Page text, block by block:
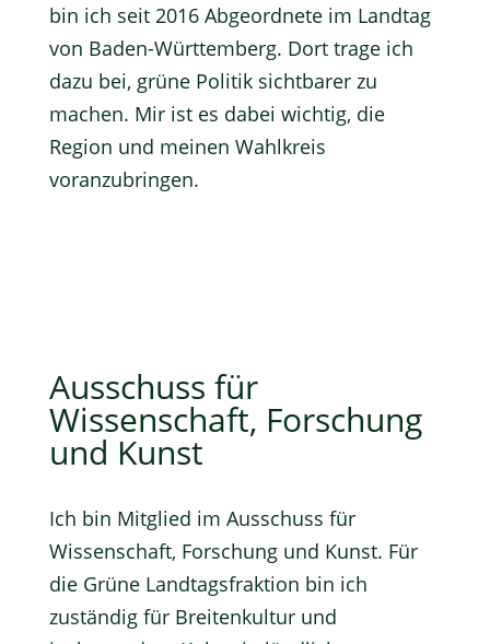
bin ich seit 2016 Abgeordnete im Landtag
von Baden-Württemberg. Dort trage ich
dazu bei, grüne Politik sichtbarer zu
machen. Mir ist es dabei wichtig, die
Region und meinen Wahlkreis
voranzubringen.
Ausschuss für
Wissenschaft, Forschung
und Kunst
Ich bin Mitglied im Ausschuss für
Wissenschaft, Forschung und Kunst. Für
die Grüne Landtagsfraktion bin ich
zuständig für Breitenkultur und